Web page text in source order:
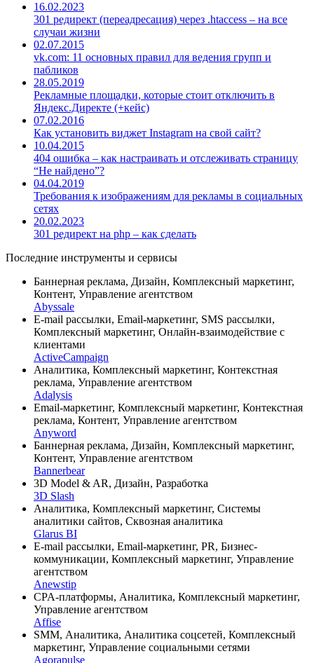
16.02.2023
301 редирект (переадресация) через .htaccess – на все
случаи жизни
02.07.2015
vk.com: 11 основных правил для ведения групп и
пабликов
28.05.2019
Рекламные площадки, которые стоит отключить в
Яндекс.Директе (+кейс)
07.02.2016
Как установить виджет Instagram на свой сайт?
10.04.2015
404 ошибка – как настраивать и отслеживать страницу
“Не найдено”?
04.04.2019
Требования к изображениям для рекламы в социальных
сетях
20.02.2023
301 редирект на php – как сделать
Последние инструменты и сервисы
Баннерная реклама, Дизайн, Комплексный маркетинг,
Контент, Управление агентством
Abyssale
E-mail рассылки, Email-маркетинг, SMS рассылки,
Комплексный маркетинг, Онлайн-взаимодействие с
клиентами
ActiveCampaign
Аналитика, Комплексный маркетинг, Контекстная
реклама, Управление агентством
Adalysis
Email-маркетинг, Комплексный маркетинг, Контекстная
реклама, Контент, Управление агентством
Anyword
Баннерная реклама, Дизайн, Комплексный маркетинг,
Контент, Управление агентством
Bannerbear
3D Model & AR, Дизайн, Разработка
3D Slash
Аналитика, Комплексный маркетинг, Системы
аналитики сайтов, Сквозная аналитика
Glarus BI
E-mail рассылки, Email-маркетинг, PR, Бизнес-
коммуникации, Комплексный маркетинг, Управление
агентством
Anewstip
CPA-платформы, Аналитика, Комплексный маркетинг,
Управление агентством
Affise
SMM, Аналитика, Аналитика соцсетей, Комплексный
маркетинг, Управление социальными сетями
Agorapulse